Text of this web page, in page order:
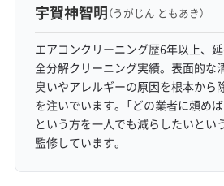
宇賀神智明（うがじん ともあき）
エアコンクリーニング歴6年以上、
全分解クリーニング実績。表面的な
臭いやアレルギーの原因を根本から
を注いでいます。「どの業者に頼め
という方を一人でも減らしたいとい
監修しています。